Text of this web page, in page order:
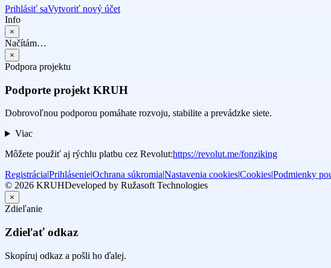
Prihlásiť saVytvoriť nový účet
Info
×
Načítám…
×
Podpora projektu
Podporte projekt KRUH
Dobrovoľnou podporou pomáhate rozvoju, stabilite a prevádzke siete.
Viac
Môžete použiť aj rýchlu platbu cez Revolut:https://revolut.me/fonziking
Registrácia|Prihlásenie|Ochrana súkromia|Nastavenia cookies|Cookies|Podmienky
© 2026 KRUHDeveloped by Ružasoft Technologies
×
Zdieľanie
Zdieľať odkaz
Skopíruj odkaz a pošli ho ďalej.